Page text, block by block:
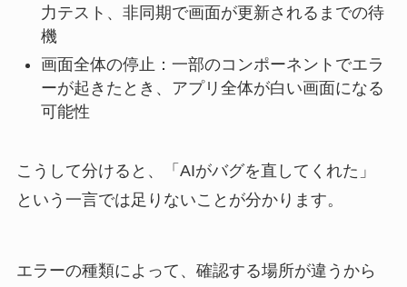
力テスト、非同期で画面が更新されるまでの待
機
画面全体の停止：一部のコンポーネントでエラ
ーが起きたとき、アプリ全体が白い画面になる
可能性
こうして分けると、「AIがバグを直してくれた」
という一言では足りないことが分かります。
エラーの種類によって、確認する場所が違うから